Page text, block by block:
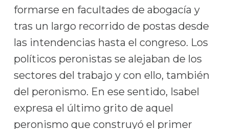
formarse en facultades de abogacía y
tras un largo recorrido de postas desde
las intendencias hasta el congreso. Los
políticos peronistas se alejaban de los
sectores del trabajo y con ello, también
del peronismo. En ese sentido, Isabel
expresa el último grito de aquel
peronismo que construyó el primer